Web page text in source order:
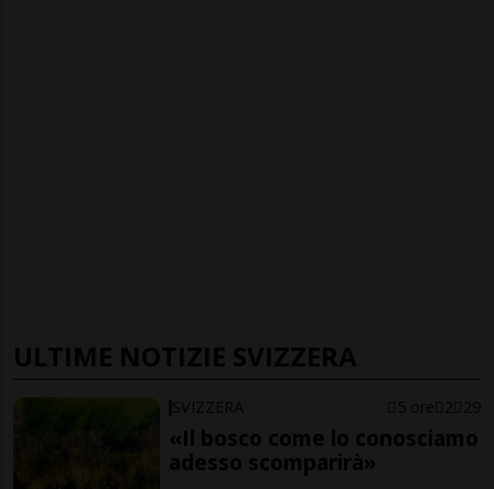
ULTIME NOTIZIE SVIZZERA
SVIZZERA 5 ore 2 29
«Il bosco come lo conosciamo
adesso scomparirà»